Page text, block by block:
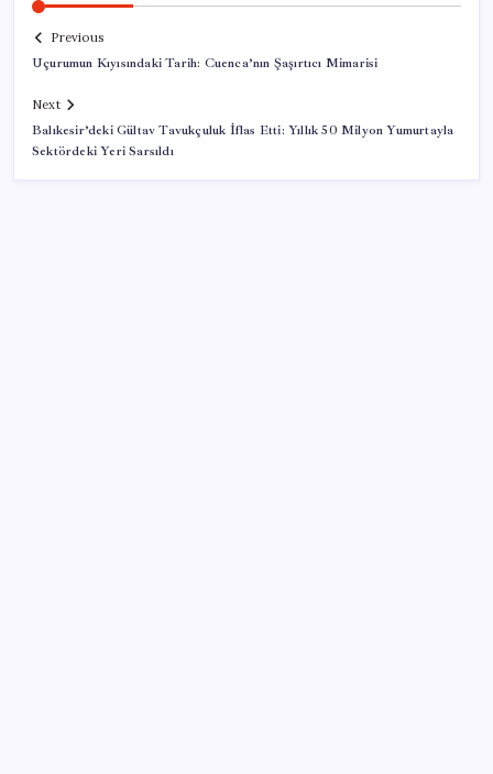
Previous
Uçurumun Kıyısındaki Tarih: Cuenca’nın Şaşırtıcı Mimarisi
Next
Balıkesir’deki Gültav Tavukçuluk İflas Etti: Yıllık 50 Milyon Yumurtayla
Sektördeki Yeri Sarsıldı